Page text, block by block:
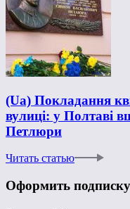
(Ua) Покладання
вулиці: у Полтаві
Петлюри
Читать статью
Оформить подписку